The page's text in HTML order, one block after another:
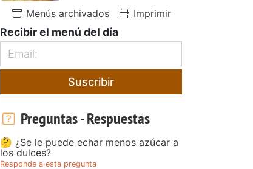
Menús archivados Imprimir
Recibir el menú del día
Suscribir
Preguntas - Respuestas
🤔 ¿Se le puede echar menos azúcar a
los dulces?
Responde a esta pregunta